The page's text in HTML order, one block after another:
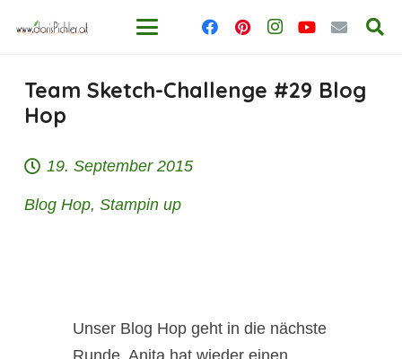
Team Sketch-Challenge #29 Blog
Hop
19. September 2015
Blog Hop, Stampin up
Unser Blog Hop geht in die nächste
Runde. Anita hat wieder einen